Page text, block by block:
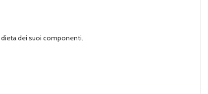
dei suoi componenti.